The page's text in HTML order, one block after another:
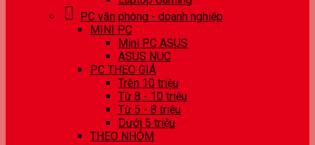
PC văn phòng - doanh nghiệp
MINI PC
Mini PC ASUS
ASUS NUC
PC THEO GIÁ
Trên 10 triệu
Từ 8 - 10 triệu
Từ 5 - 8 triệu
Dưới 5 triệu
THEO NHÓM